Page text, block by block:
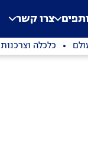
צרו קשר
כלכלה וצרכנות